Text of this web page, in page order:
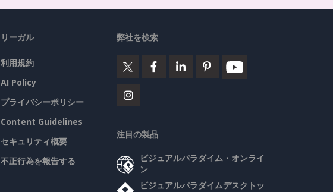
リーガル
利用規約
AI Policy
プライバシーポリシー
Content Guidelines
セキュリティ概要
不正行為を報告する
弊社を検索
注目の製品
ビジュアルパラダイム・オンライ
ン
ビジュアルパラダイムデスクトッ